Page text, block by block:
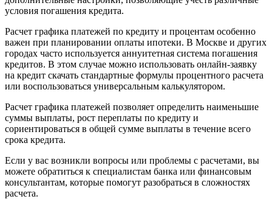
условия погашения кредита.
Расчет графика платежей по кредиту и процентам особенно
важен при планировании оплаты ипотеки. В Москве и других
городах часто используется аннуитетная система погашения
кредитов. В этом случае можно использовать онлайн-заявку
на кредит скачать стандартные формулы процентного расчета
или воспользоваться универсальным калькулятором.
Расчет графика платежей позволяет определить наименьшие
суммы выплаты, рост переплаты по кредиту и
сориентироваться в общей сумме выплаты в течение всего
срока кредита.
Если у вас возникли вопросы или проблемы с расчетами, вы
можете обратиться к специалистам банка или финансовым
консультантам, которые помогут разобраться в сложностях
расчета.